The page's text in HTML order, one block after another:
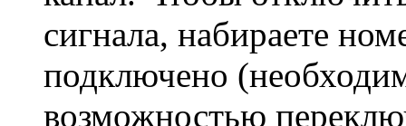
сигнала, набираете
подключено
возможностью